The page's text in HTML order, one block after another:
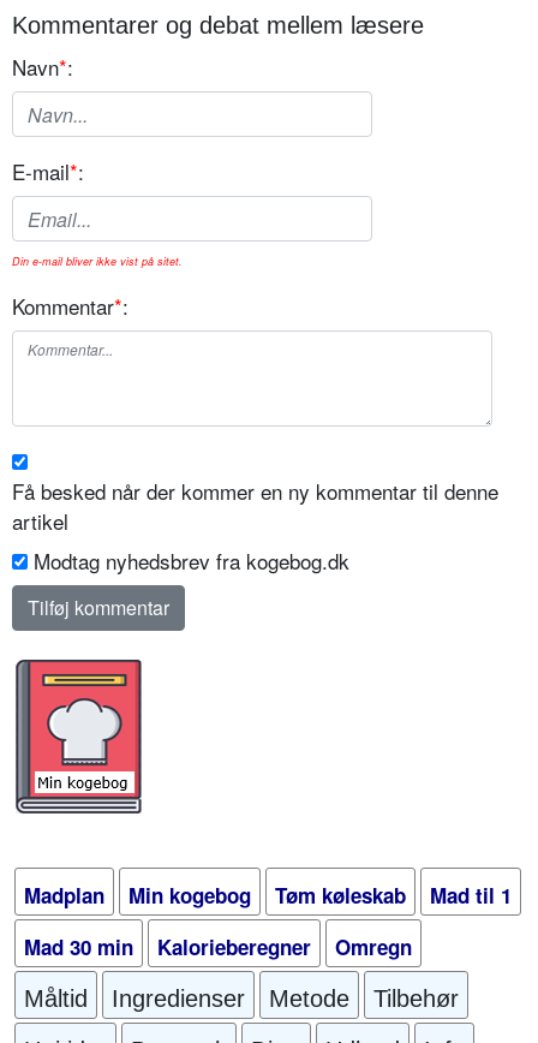
Kommentarer og debat mellem læsere
Navn*:
E-mail*:
Din e-mail bliver ikke vist på sitet.
Kommentar*:
Få besked når der kommer en ny kommentar til denne
artikel
Modtag nyhedsbrev fra kogebog.dk
Madplan Min kogebog Tøm køleskab
Mad til 1
Mad 30 min
Kalorieberegner Omregn
Måltid Ingredienser Metode
Tilbehør